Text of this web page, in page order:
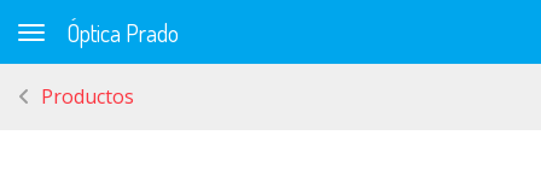
Toggle navigation
Óptica Prado
Productos